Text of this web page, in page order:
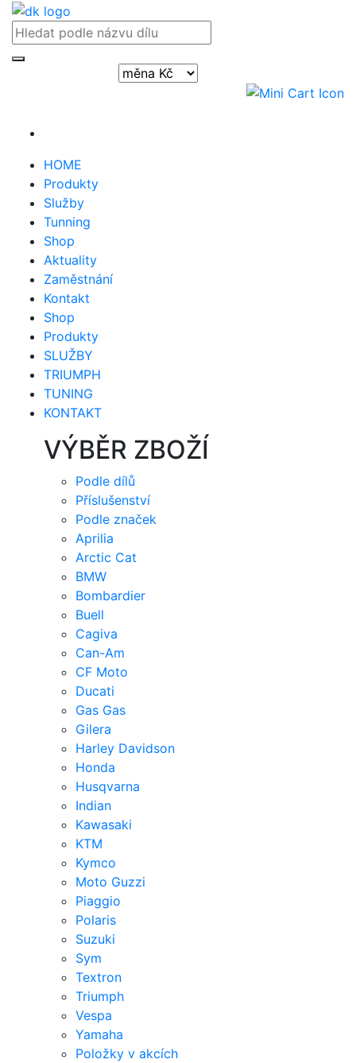
HOME
Produkty
Služby
Tunning
Shop
Aktuality
Zaměstnání
Kontakt
Shop
Produkty
SLUŽBY
TRIUMPH
TUNING
KONTAKT
VÝBĚR ZBOŽÍ
Podle dílů
Příslušenství
Podle značek
Aprilia
Arctic Cat
BMW
Bombardier
Buell
Cagiva
Can-Am
CF Moto
Ducati
Gas Gas
Gilera
Harley Davidson
Honda
Husqvarna
Indian
Kawasaki
KTM
Kymco
Moto Guzzi
Piaggio
Polaris
Suzuki
Sym
Textron
Triumph
Vespa
Yamaha
Položky v akcích